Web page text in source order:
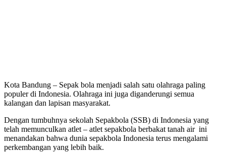
Kota Bandung – Sepak bola menjadi salah satu olahraga paling
populer di Indonesia. Olahraga ini juga diganderungi semua
kalangan dan lapisan masyarakat.
Dengan tumbuhnya sekolah Sepakbola (SSB) di Indonesia yang
telah memunculkan atlet – atlet sepakbola berbakat tanah air ini
menandakan bahwa dunia sepakbola Indonesia terus mengalami
perkembangan yang lebih baik.